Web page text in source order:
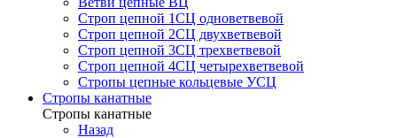
Строп цепной 1СЦ одноветвевой
Строп цепной 2СЦ двухветвевой
Строп цепной 3СЦ трехветвевой
Строп цепной 4СЦ четырехветвевой
Стропы цепные кольцевые УСЦ
Стропы канатные
Стропы канатные
Назад